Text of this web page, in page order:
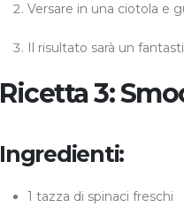
Versare in una ciotola e
Il risultato sarà un
Ricetta 3:
Ingredienti:
1 tazza di spinaci freschi